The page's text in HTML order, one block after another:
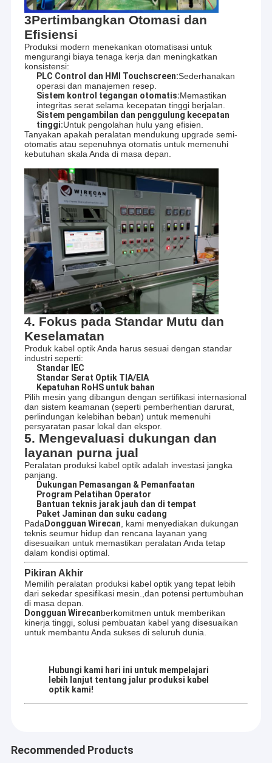
Beranda
Produk
Video
Tentang Kami
Tur Pabrik
Kontrol Kualitas
Hubungi Kami
Berita
Minta Kutipan
Mesin Kabel Serat Optik
Mesin Pembuat Kabel Kawat
Mesin Memutar Kabel
Lini Produksi Kabel Serat Optik
Jalur Ekstrusi Kabel
Mesin Pengikat Kawat
Alat Uji Kabel Serat Optik
Mesin Pembuat Kabel Serat Patch
Mesin Mengepang Kabel
Mesin Melingkar Dan Pengepakan
3Pertimbangkan Otomasi dan
Efisiensi
Produksi modern menekankan otomatisasi untuk
mengurangi biaya tenaga kerja dan meningkatkan
konsistensi:
PLC Control dan HMI Touchscreen:Sederhanakan
operasi dan manajemen resep.
Sistem kontrol tegangan otomatis:Memastikan
integritas serat selama kecepatan tinggi berjalan.
Sistem pengambilan dan penggulung kecepatan
tinggi:Untuk pengolahan hulu yang efisien.
Tanyakan apakah peralatan mendukung upgrade semi-
otomatis atau sepenuhnya otomatis untuk memenuhi
kebutuhan skala Anda di masa depan.
4. Fokus pada Standar Mutu dan
Keselamatan
Produk kabel optik Anda harus sesuai dengan standar
industri seperti:
Standar IEC
Standar Serat Optik TIA/EIA
Kepatuhan RoHS untuk bahan
Pilih mesin yang dibangun dengan sertifikasi internasional
dan sistem keamanan (seperti pemberhentian darurat,
perlindungan kelebihan beban) untuk memenuhi
persyaratan pasar lokal dan ekspor.
5. Mengevaluasi dukungan dan
layanan purna jual
Peralatan produksi kabel optik adalah investasi jangka
panjang.
Dukungan Pemasangan & Pemanfaatan
Program Pelatihan Operator
Bantuan teknis jarak jauh dan di tempat
Paket Jaminan dan suku cadang
PadaDongguan Wirecan, kami menyediakan dukungan
teknis seumur hidup dan rencana layanan yang
disesuaikan untuk memastikan peralatan Anda tetap
dalam kondisi optimal.
Pikiran Akhir
Memilih peralatan produksi kabel optik yang tepat lebih
dari sekedar spesifikasi mesin.,dan potensi pertumbuhan
di masa depan.
Dongguan Wirecanberkomitmen untuk memberikan
kinerja tinggi, solusi pembuatan kabel yang disesuaikan
untuk membantu Anda sukses di seluruh dunia.
Hubungi kami hari ini untuk mempelajari
lebih lanjut tentang jalur produksi kabel
optik kami!
Recommended Products
optik, mesin pembuat kawat dan kabel, serta mesin pilin
yang berbasis di Tiongkok. Dengan pengalaman lebih dari
satu dekade di industri ini, kami telah memantapkan diri
sebagai penyedia peralatan berkualitas tinggi yang andal
dan inovatif bagi klien di seluruh dunia.
Rangkaian produk kami mencakup berbagai macam
peralatan kabel serat optik, termasuk mesin ekstrusi kabel
drop FTTH, mesin pewarnaan dan penggulungan serat, lini
ekstrusi tabung longgar, mesin pilin SZ, dll.
Kami juga berspesialisasi dalam mesin pembuat kawat dan
kabel, seperti mesin pembuat kawat dan kabel BV, mesin
set lengkap kabel LAN, mesin penggulungan dan pelilitan
kawat, serta mesin pengumpul, pemuntir, dan pilin.
Di fasilitas manufaktur kami, kami memanfaatkan teknologi
dan teknik produksi terbaru untuk memastikan bahwa
produk kami memiliki kualitas tertinggi.
Kami bangga dalam memberikan layanan dan dukungan
pelanggan yang luar biasa, dan kami berdedikasi untuk
memenuhi kebutuhan unik setiap klien kami.
Dengan harga yang kompetitif dan komitmen terhadap
keunggulan, kami yakin bahwa kami dapat menyediakan
solusi ideal untuk semua kebutuhan peralatan kabel serat
optik dan kabel kawat Anda.